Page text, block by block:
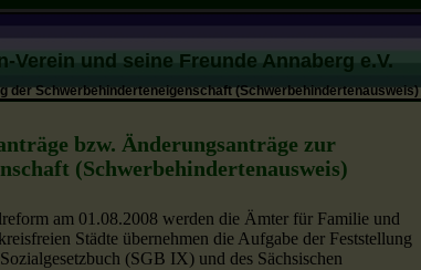
und seine Freunde Annaberg e.V.
der Schwerbehinderteneigenschaft (Schwerbehindertenausweis)
bzw. Änderungsanträge zur
(Schwerbehindertenausweis)
am 01.08.2008 werden die Ämter für Familie und
Städte übernehmen die Aufgabe der Feststellung
(SGB IX) und des Sächsischen